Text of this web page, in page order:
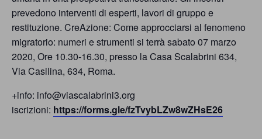
collaborazione
con
persone,
associazioni
movimenti
prevedono interventi di esperti, lavori di gruppo e
restituzione. CreAzione: Come approcciarsi al fenomeno
migratorio: numeri e strumenti si terrà sabato 07 marzo
2020, Ore 10.30-16.30, presso la Casa Scalabrini 634,
Via Casilina, 634, Roma.
+info: info@viascalabrini3.org
iscrizioni: https://forms.gle/fzTvybLZw8wZHsE26